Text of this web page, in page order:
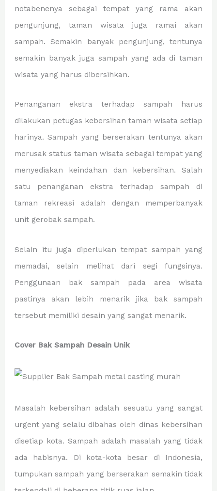
notabenenya sebagai tempat yang rama akan
pengunjung, taman wisata juga ramai akan
sampah. Semakin banyak pengunjung, tentunya
semakin banyak juga sampah yang ada di taman
wisata yang harus dibersihkan.
Penanganan ekstra terhadap sampah harus
dilakukan petugas kebersihan taman wisata setiap
harinya. Sampah yang berserakan tentunya akan
merusak status taman wisata sebagai tempat yang
menyediakan keindahan dan kebersihan. Salah
satu penanganan ekstra terhadap sampah di
taman rekreasi adalah dengan memperbanyak
unit gerobak sampah.
Selain itu juga diperlukan tempat sampah yang
memadai, selain melihat dari segi fungsinya.
Penggunaan bak sampah pada area wisata
pastinya akan lebih menarik jika bak sampah
tersebut memiliki desain yang sangat menarik.
Cover Bak Sampah Desain Unik
Masalah kebersihan adalah sesuatu yang sangat
urgent yang selalu dibahas oleh dinas kebersihan
disetiap kota. Sampah adalah masalah yang tidak
ada habisnya. Di kota-kota besar di Indonesia,
tumpukan sampah yang berserakan semakin tidak